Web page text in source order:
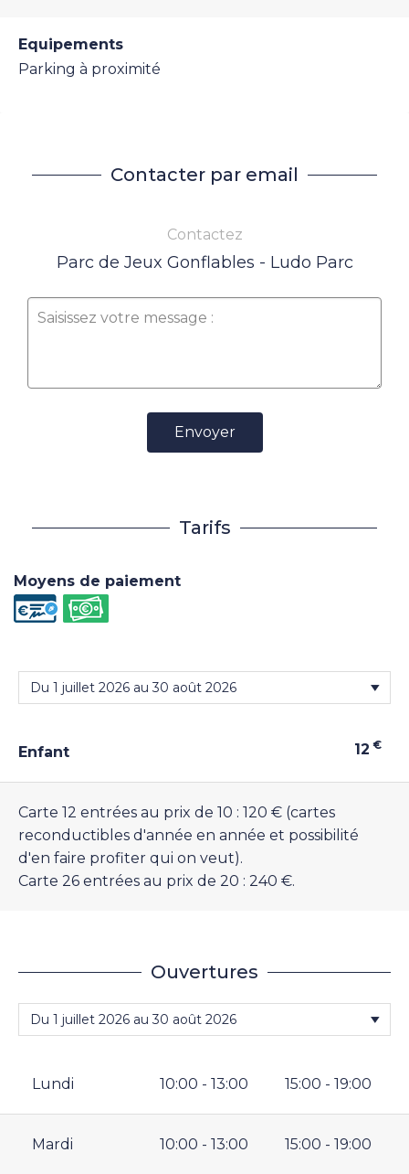
Equipements
Parking à proximité
Contacter par email
Contactez
Parc de Jeux Gonflables - Ludo Parc
Envoyer
Tarifs
Moyens de paiement
Enfant 12 €
Carte 12 entrées au prix de 10 : 120 € (cartes
reconductibles d'année en année et possibilité
d'en faire profiter qui on veut).
Carte 26 entrées au prix de 20 : 240 €.
Ouvertures
Lundi 10:00 - 13:00 15:00 - 19:00
Mardi 10:00 - 13:00 15:00 - 19:00